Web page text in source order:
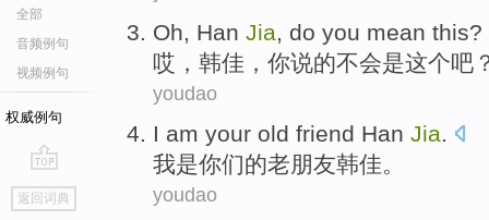
全部
音频例句
视频例句
权威例句
go
top
返回词典
Oh Han Jia do you mean this?
哎 ， 韩佳 ， 你说的不会是这个吧
youdao
I am your old friend Han Jia.
我是你们的老朋友韩佳。
youdao